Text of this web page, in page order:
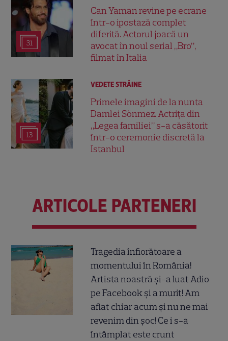
31
Can Yaman revine pe ecrane
într-o ipostază complet
diferită. Actorul joacă un
avocat în noul serial „Bro”,
filmat în Italia
13
VEDETE STRĂINE
Primele imagini de la nunta
Damlei Sönmez. Actrița din
„Legea familiei” s-a căsătorit
într-o ceremonie discretă la
Istanbul
ARTICOLE PARTENERI
Tragedia înfiorătoare a
momentului în România!
Artista noastră și-a luat Adio
pe Facebook și a murit! Am
aflat chiar acum și nu ne mai
revenim din șoc! Ce i s-a
întâmplat este crunt